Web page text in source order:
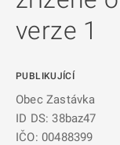
verze 1
PUBLIKUJÍCÍ
Obec Zastávka
ID DS: 38baz47
IČO: 00488399